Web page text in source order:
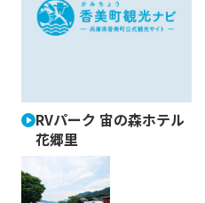
RVパーク 宙の森ホテル
花郷里